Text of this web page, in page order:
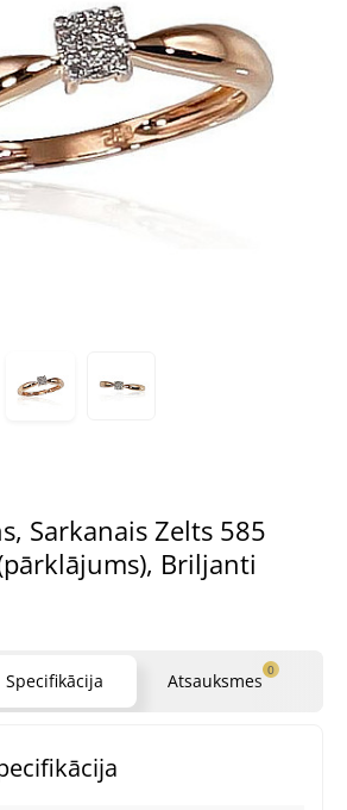
Sarkanais Zelts 585
Briljanti
Specifikācija Atsauksmes 0